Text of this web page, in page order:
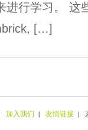
进行学习。 这
[…]
加入我们 | 友情链接 |